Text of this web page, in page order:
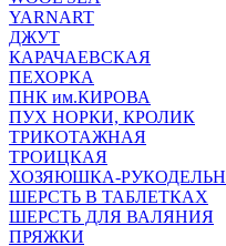
YARNART
ДЖУТ
КАРАЧАЕВСКАЯ
ПЕХОРКА
ПНК им.КИРОВА
ПУХ НОРКИ, КРОЛИК
ТРИКОТАЖНАЯ
ТРОИЦКАЯ
ХОЗЯЮШКА-
ШЕРСТЬ В ТАБЛЕТКАХ
ШЕРСТЬ ДЛЯ ВАЛЯНИЯ
ПРЯЖКИ